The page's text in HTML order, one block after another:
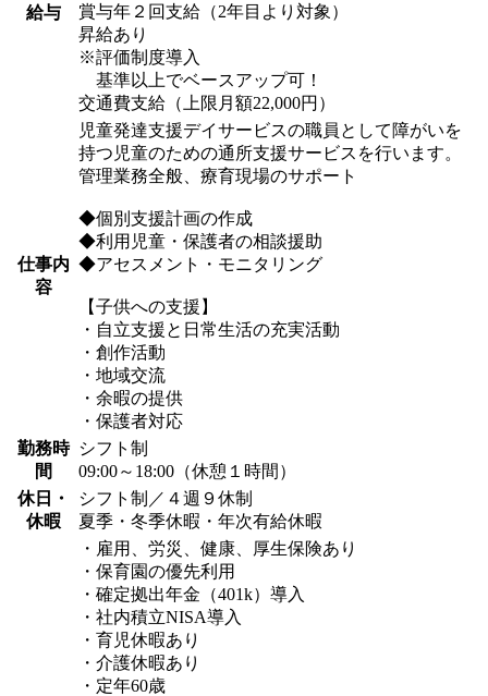
給与
賞与年２回支給（2年目より対象）
昇給あり
※評価制度導入
基準以上でベースアップ可！
交通費支給（上限月額22,000円）
仕事内
容
児童発達支援デイサービスの職員として障がいを
持つ児童のための通所支援サービスを行います。
管理業務全般、療育現場のサポート
◆個別支援計画の作成
◆利用児童・保護者の相談援助
◆アセスメント・モニタリング
【子供への支援】
・自立支援と日常生活の充実活動
・創作活動
・地域交流
・余暇の提供
・保護者対応
勤務時
間
シフト制
09:00～18:00（休憩１時間）
休日・
休暇
シフト制／４週９休制
夏季・冬季休暇・年次有給休暇
・雇用、労災、健康、厚生保険あり
・保育園の優先利用
・確定拠出年金（401k）導入
・社内積立NISA導入
・育児休暇あり
・介護休暇あり
・定年60歳